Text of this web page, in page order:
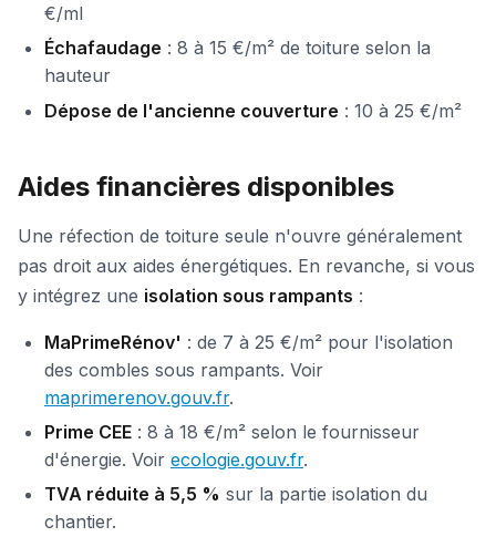
€/ml
Échafaudage : 8 à 15 €/m² de toiture selon la
hauteur
Dépose de l'ancienne couverture : 10 à 25 €/m²
Aides financières disponibles
Une réfection de toiture seule n'ouvre généralement
pas droit aux aides énergétiques. En revanche, si vous
y intégrez une isolation sous rampants :
MaPrimeRénov' : de 7 à 25 €/m² pour l'isolation
des combles sous rampants. Voir
maprimerenov.gouv.fr.
Prime CEE : 8 à 18 €/m² selon le fournisseur
d'énergie. Voir ecologie.gouv.fr.
TVA réduite à 5,5 % sur la partie isolation du
chantier.